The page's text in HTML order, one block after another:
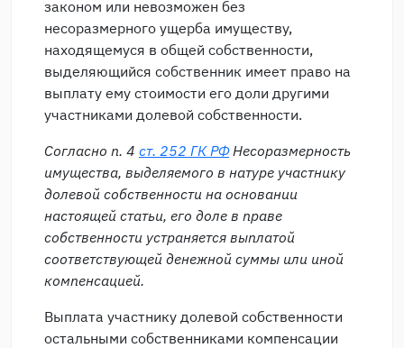
законом или невозможен без
несоразмерного ущерба имуществу,
находящемуся в общей собственности,
выделяющийся собственник имеет право на
выплату ему стоимости его доли другими
участниками долевой собственности.
Согласно п. 4 ст. 252 ГК РФНесоразмерность
имущества, выделяемого в натуре участнику
долевой собственности на основании
настоящей статьи, его доле в праве
собственности устраняется выплатой
соответствующей денежной суммы или иной
компенсацией.
Выплата участнику долевой собственности
остальными собственниками компенсации